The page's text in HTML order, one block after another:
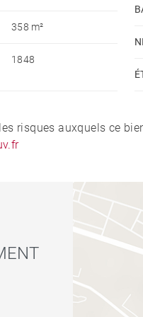
tarder! Honoraires à la
moyen de la quote-
d'énergie pour un
3490€ - Les
358 m²
1848
risques auxquels ce